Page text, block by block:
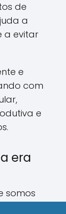
de
a
a evitar
e
com
e
era
somos